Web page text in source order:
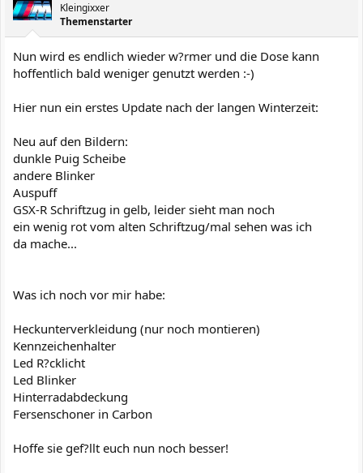
Kleingixxer
Themenstarter
Nun wird es endlich wieder w?rmer und die Dose kann
hoffentlich bald weniger genutzt werden :-)
Hier nun ein erstes Update nach der langen Winterzeit:
Neu auf den Bildern:
dunkle Puig Scheibe
andere Blinker
Auspuff
GSX-R Schriftzug in gelb, leider sieht man noch
ein wenig rot vom alten Schriftzug/mal sehen was ich
da mache...
Was ich noch vor mir habe:
Heckunterverkleidung (nur noch montieren)
Kennzeichenhalter
Led R?cklicht
Led Blinker
Hinterradabdeckung
Fersenschoner in Carbon
Hoffe sie gef?llt euch nun noch besser!